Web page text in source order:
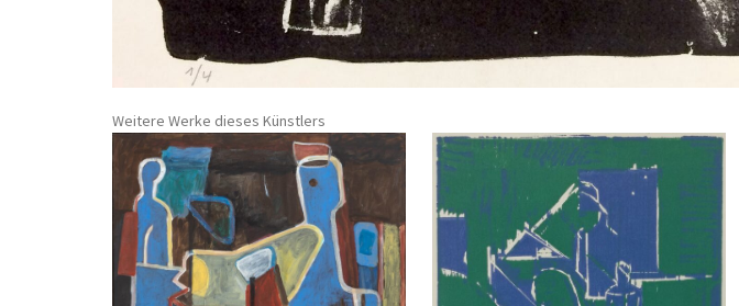
Weitere Werke dieses Künstlers